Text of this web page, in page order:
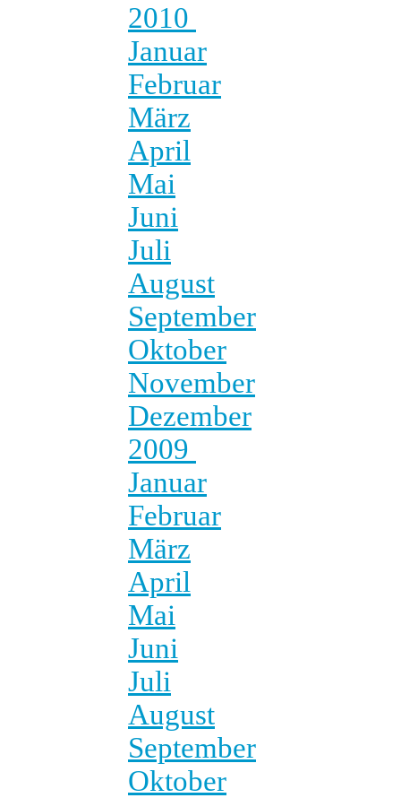
2010
Januar
Februar
März
April
Mai
Juni
Juli
August
September
Oktober
November
Dezember
2009
Januar
Februar
März
April
Mai
Juni
Juli
August
September
Oktober